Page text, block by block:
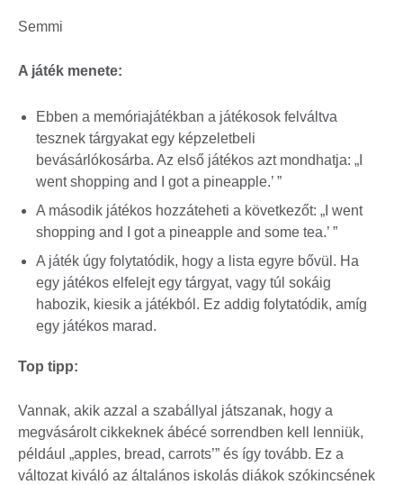
Semmi
A játék menete:
Ebben a memóriajátékban a játékosok felváltva
tesznek tárgyakat egy képzeletbeli
bevásárlókosárba. Az első játékos azt mondhatja: „I
went shopping and I got a pineapple.’ ”
A második játékos hozzáteheti a következőt: „I went
shopping and I got a pineapple and some tea.’ ”
A játék úgy folytatódik, hogy a lista egyre bővül. Ha
egy játékos elfelejt egy tárgyat, vagy túl sokáig
habozik, kiesik a játékból. Ez addig folytatódik, amíg
egy játékos marad.
Top tipp:
Vannak, akik azzal a szabállyal játszanak, hogy a
megvásárolt cikkeknek ábécé sorrendben kell lenniük,
például „apples, bread, carrots’” és így tovább. Ez a
változat kiváló az általános iskolás diákok szókincsének